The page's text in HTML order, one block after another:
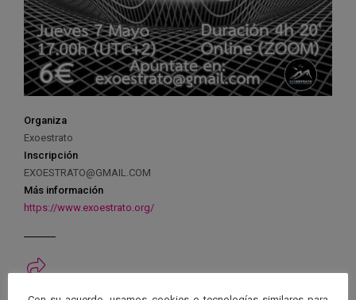
Organiza
Exoestrato
Inscripción
EXOESTRATO@GMAIL.COM
Más información
https://www.exoestrato.org/